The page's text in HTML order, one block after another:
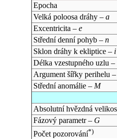
Epocha
Velká poloosa dráhy – a
Excentricita – e
Střední denní pohyb – n
Sklon dráhy k ekliptice – i
Délka vzestupného uzlu –
Argument šířky perihelu
Střední anomálie – M
Absolutní hvězdná
Fázový parametr – G
Počet pozorování*)